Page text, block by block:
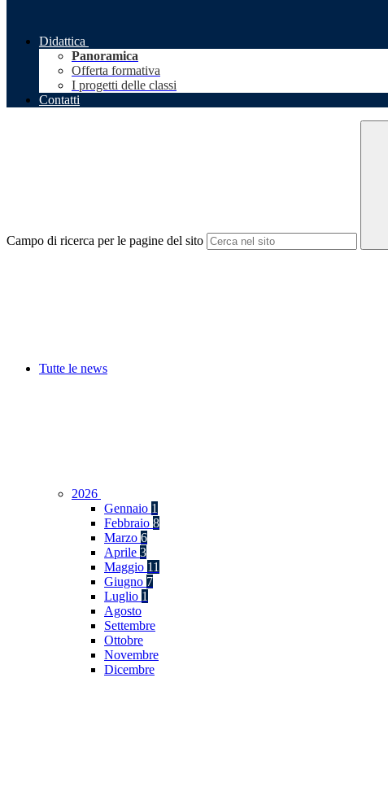
Didattica
Panoramica
Offerta formativa
I progetti delle classi
Contatti
Campo di ricerca per le pagine del sito
Tutte le news
2026
Gennaio 1
Febbraio 8
Marzo 6
Aprile 3
Maggio 11
Giugno 7
Luglio 1
Agosto
Settembre
Ottobre
Novembre
Dicembre